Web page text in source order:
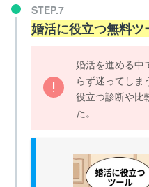
STEP.7
婚活に役立つ無料ツ
婚活を進める中
らず迷ってしま
役立つ診断や比
た。